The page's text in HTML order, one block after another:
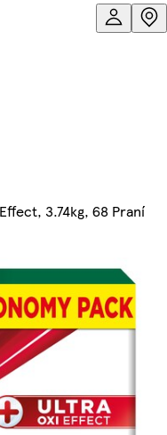
3.74kg, 68 Praní